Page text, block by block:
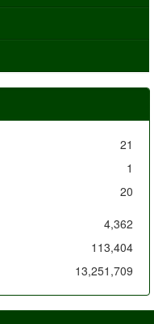
21
1
20
4,362
113,404
13,251,709